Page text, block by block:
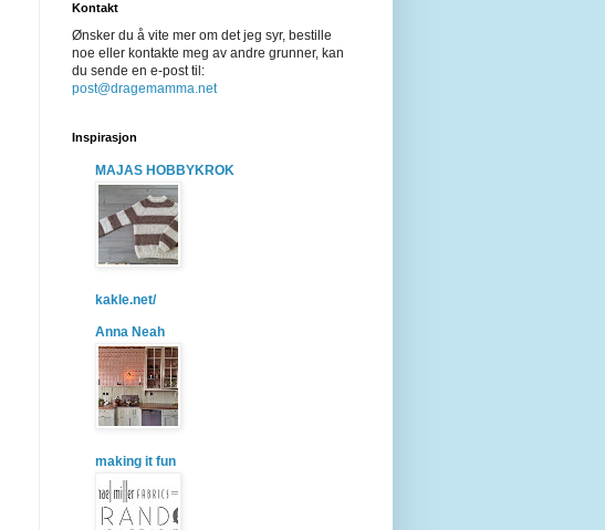
Kontakt
Ønsker du å vite mer om det jeg syr, bestille
noe eller kontakte meg av andre grunner, kan
du sende en e-post til:
post@dragemamma.net
Inspirasjon
MAJAS HOBBYKROK
kakle.net/
Anna Neah
making it fun